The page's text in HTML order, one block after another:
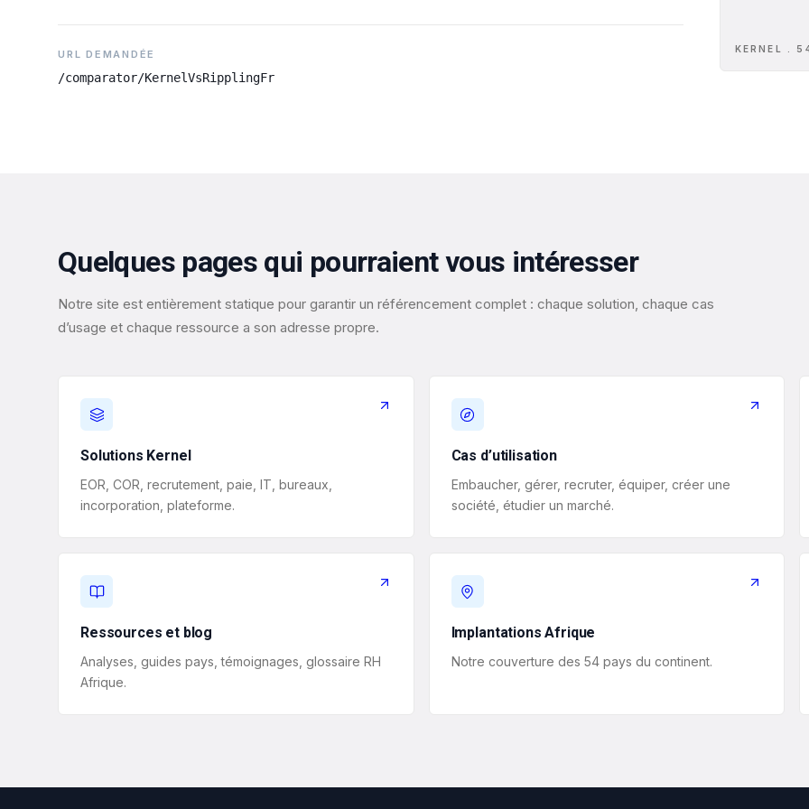
URL DEMANDÉE
/comparator/KernelVsRipplingFr
KERNEL .
Quelques pages qui pourraient vous intéresser
Notre site est entièrement statique pour garantir un référencement complet : chaque solution, chaque cas
d’usage et chaque ressource a son adresse propre.
Solutions Kernel
EOR, COR, recrutement, paie, IT, bureaux,
incorporation, plateforme.
Cas d’utilisation
Embaucher, gérer, recruter, équiper, créer une
société, étudier un marché.
Ressources et blog
Analyses, guides pays, témoignages, glossaire RH
Afrique.
Implantations Afrique
Notre couverture des 54 pays du continent.